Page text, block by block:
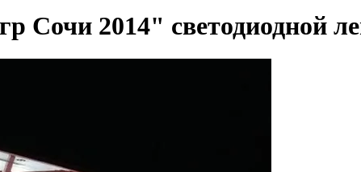
Сочи 2014" светодиодной